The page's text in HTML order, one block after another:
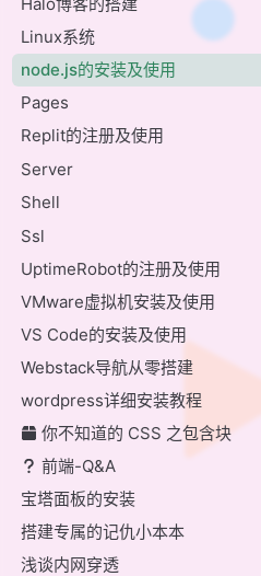
Linux系统
node.js的安装及使用
Pages
Replit的注册及使用
Server
Shell
Ssl
UptimeRobot的注册及使用
VMware虚拟机安装及使用
VS Code的安装及使用
Webstack导航从零搭建
wordpress详细安装教程
你不知道的 CSS 之包含块
前端-Q&A
宝塔面板的安装
搭建专属的记仇小本本
浅谈内网穿透